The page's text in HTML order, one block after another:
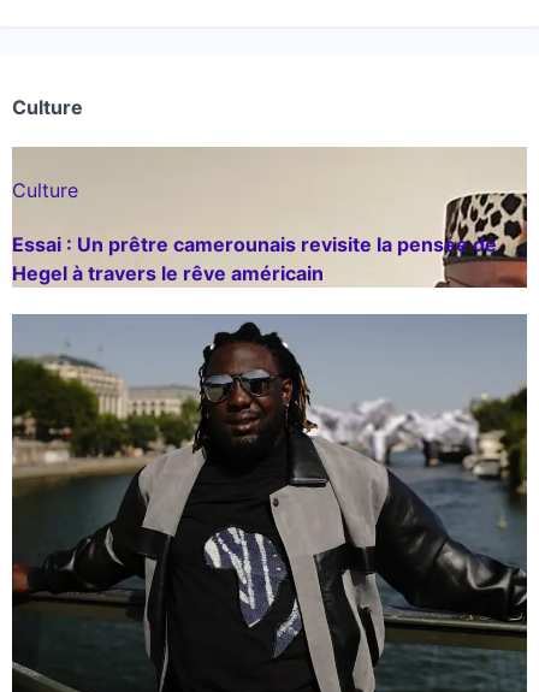
Culture
Culture
Essai : Un prêtre camerounais revisite la pensée de
Hegel à travers le rêve américain